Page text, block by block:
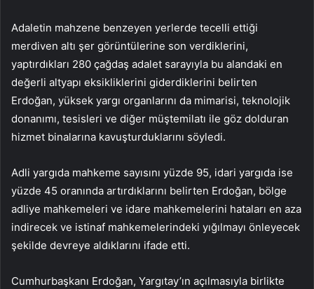
Adaletin mahzene benzeyen yerlerde tecelli ettiği
merdiven altı şer görüntülerine son verdiklerini,
yaptırdıkları 280 çağdaş adalet sarayıyla bu alandaki en
değerli altyapı eksikliklerini giderdiklerini belirten
Erdoğan, yüksek yargı organlarını da mimarisi, teknolojik
donanımı, tesisleri ve diğer müştemilatı ile göz dolduran
hizmet binalarına kavuşturduklarını söyledi.
Adli yargıda mahkeme sayısını yüzde 95, idari yargıda ise
yüzde 45 oranında artırdıklarını belirten Erdoğan, bölge
adliye mahkemeleri ve idare mahkemelerini hataları en aza
indirecek ve istinaf mahkemelerindeki yığılmayı önleyecek
şekilde devreye aldıklarını ifade etti.
Cumhurbaşkanı Erdoğan, Yargıtay’ın açılmasıyla birlikte